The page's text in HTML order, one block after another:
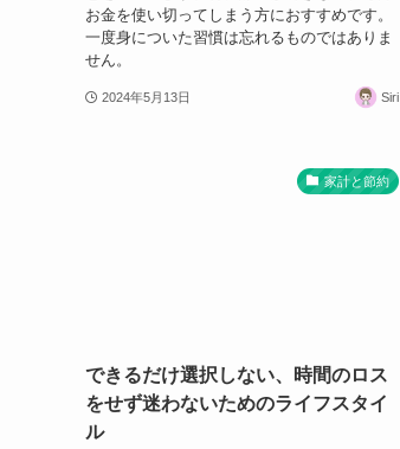
お金を使い切ってしまう方におすすめです。
一度身についた習慣は忘れるものではありま
せん。
2024年5月13日 Siri
家計と節約
できるだけ選択しない、時間のロス
をせず迷わないためのライフスタイ
ル